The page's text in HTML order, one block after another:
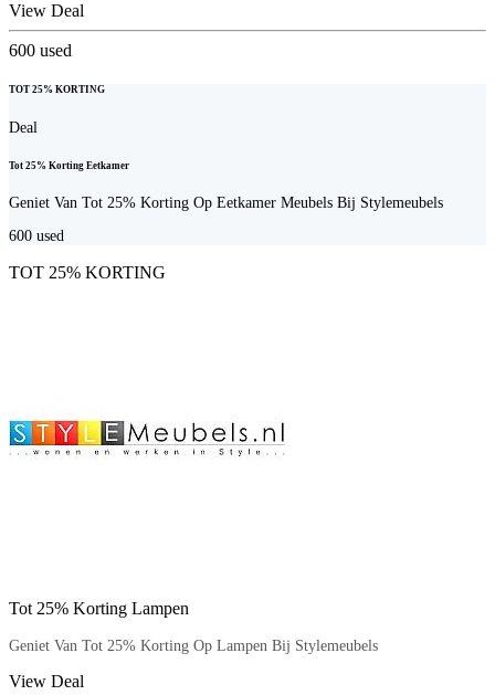
View Deal
600 used
TOT 25% KORTING
Deal
Tot 25% Korting Eetkamer
Geniet Van Tot 25% Korting Op Eetkamer Meubels Bij Stylemeubels
600 used
TOT 25% KORTING
Tot 25% Korting Lampen
Geniet Van Tot 25% Korting Op Lampen Bij Stylemeubels
View Deal